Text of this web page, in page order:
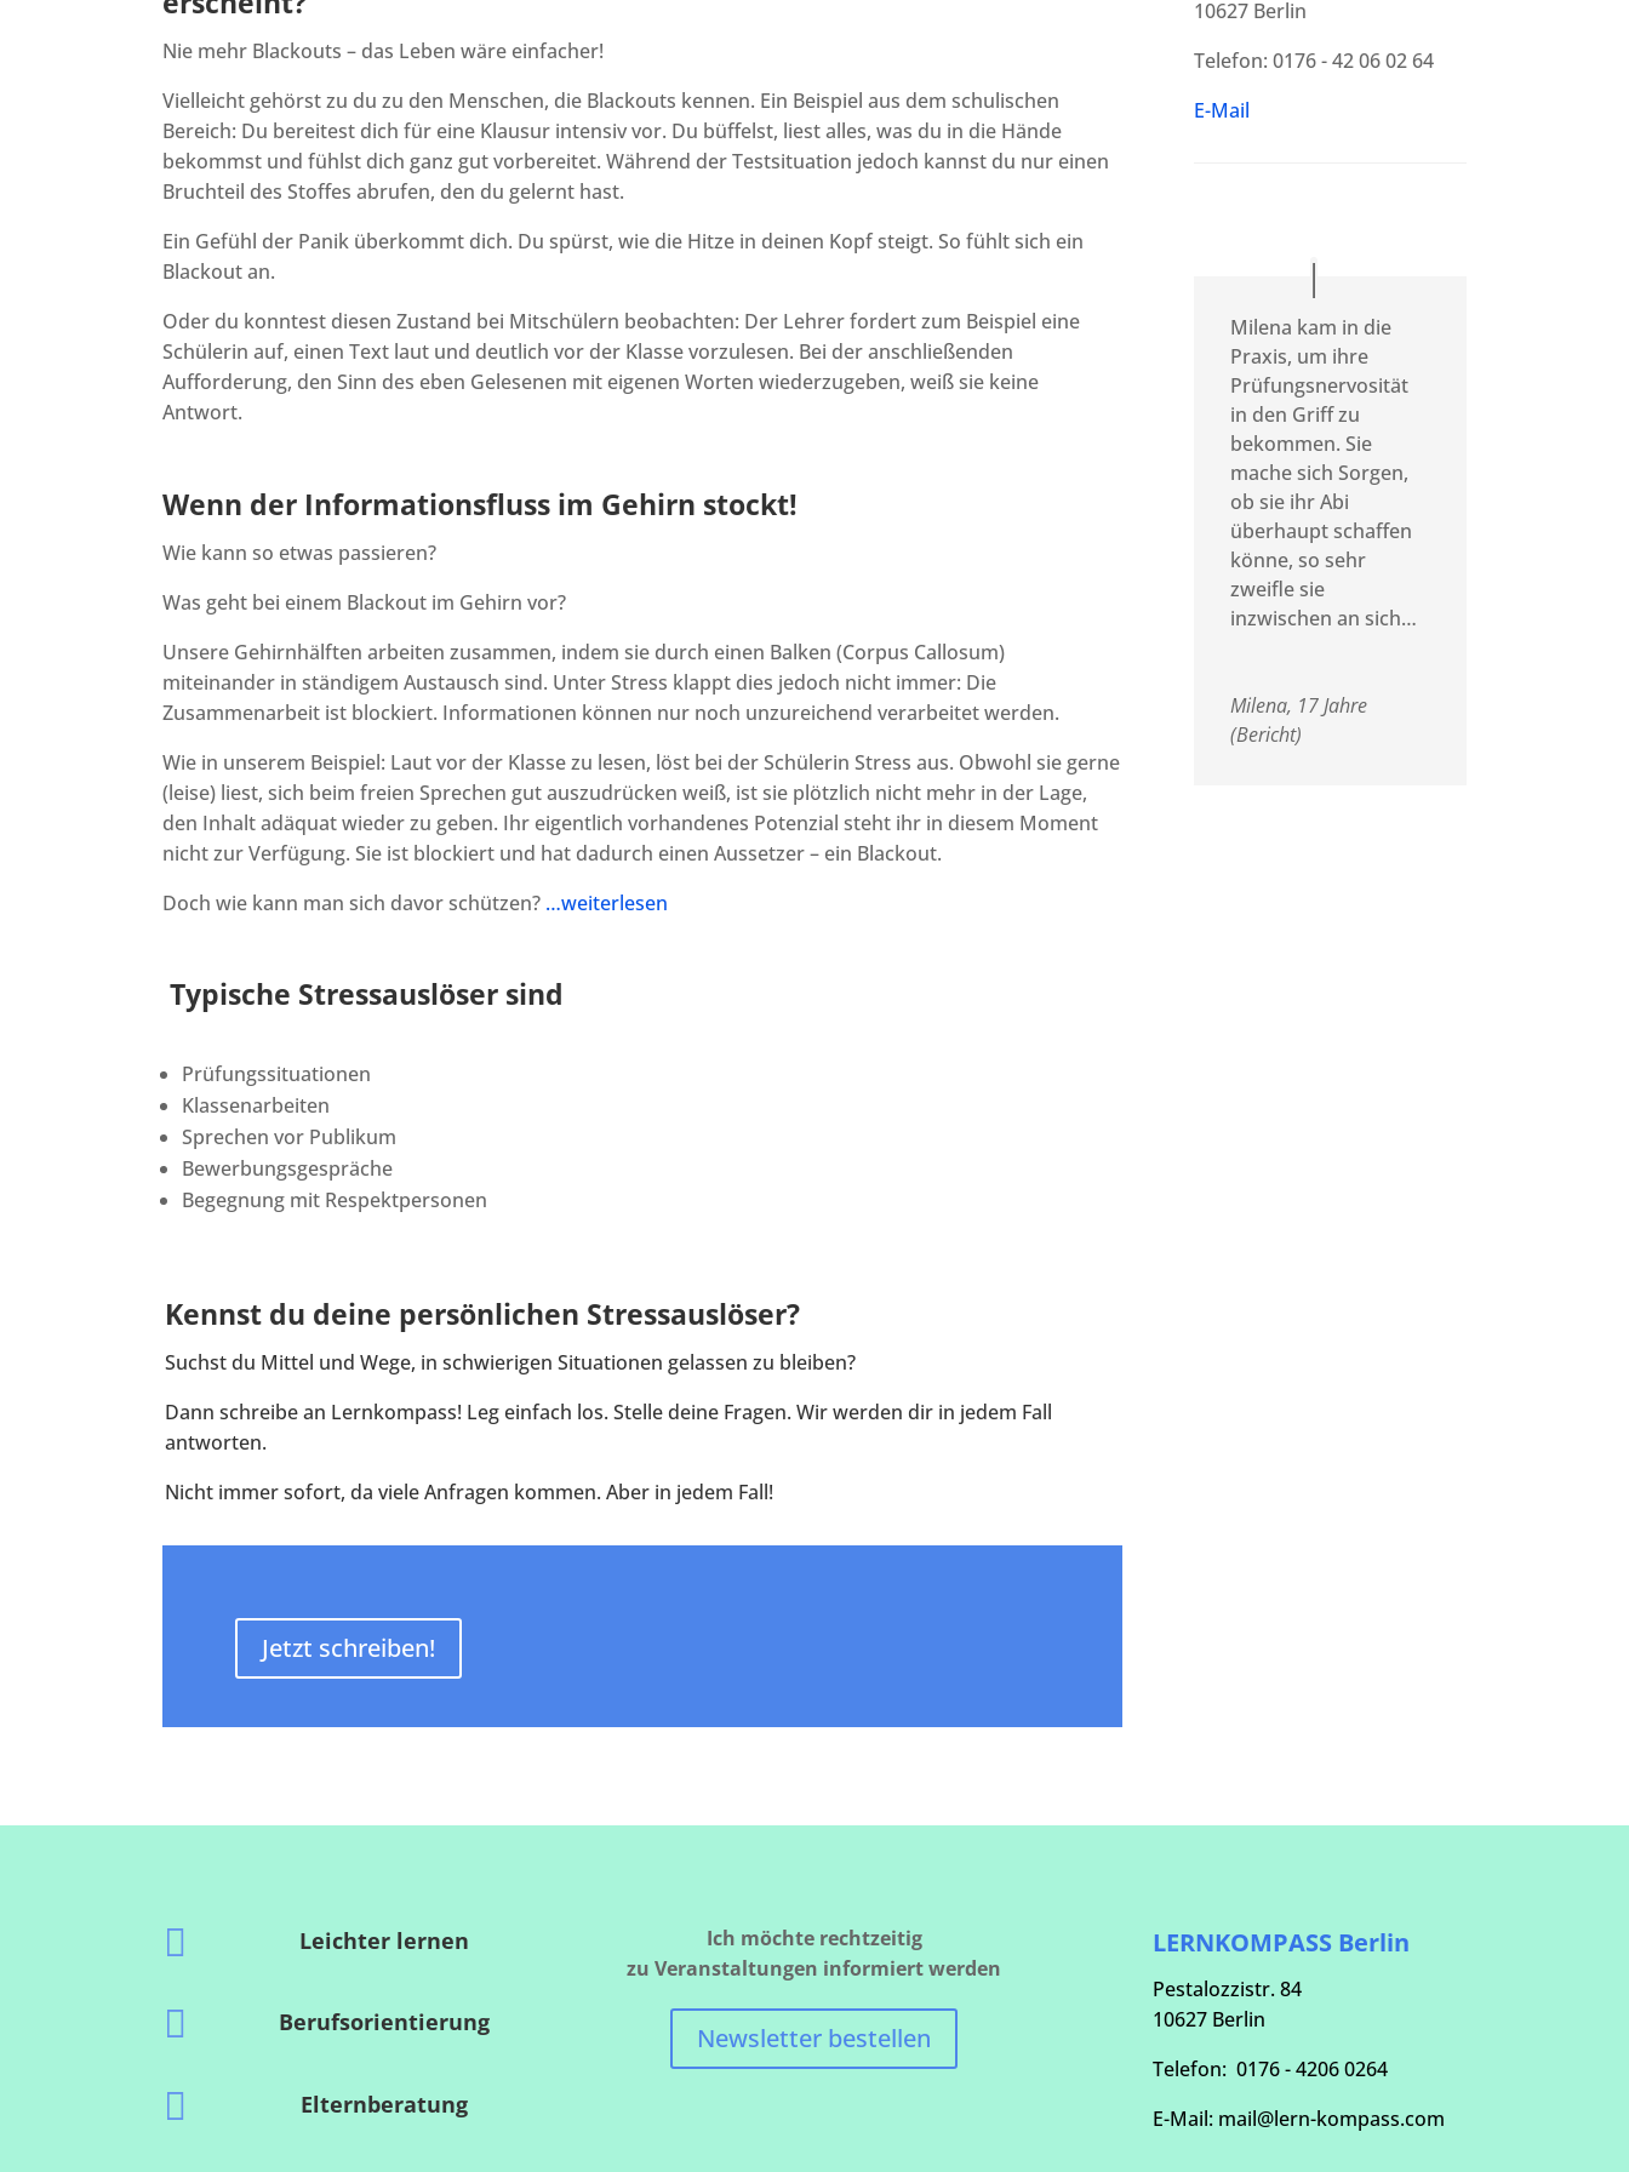
Nie mehr Blackouts – das Leben wäre einfacher!
Vielleicht gehörst zu du zu den Menschen, die Blackouts kennen. Ein Beispiel aus dem schulischen
Bereich: Du bereitest dich für eine Klausur intensiv vor. Du büffelst, liest alles, was du in die Hände
bekommst und fühlst dich ganz gut vorbereitet. Während der Testsituation jedoch kannst du nur einen
Bruchteil des Stoffes abrufen, den du gelernt hast.
Ein Gefühl der Panik überkommt dich. Du spürst, wie die Hitze in deinen Kopf steigt. So fühlt sich ein
Blackout an.
Oder du konntest diesen Zustand bei Mitschülern beobachten: Der Lehrer fordert zum Beispiel eine
Schülerin auf, einen Text laut und deutlich vor der Klasse vorzulesen. Bei der anschließenden
Aufforderung, den Sinn des eben Gelesenen mit eigenen Worten wiederzugeben, weiß sie keine
Antwort.
Wenn der Informationsfluss im Gehirn stockt!
Wie kann so etwas passieren?
Was geht bei einem Blackout im Gehirn vor?
Unsere Gehirnhälften arbeiten zusammen, indem sie durch einen Balken (Corpus Callosum)
miteinander in ständigem Austausch sind. Unter Stress klappt dies jedoch nicht immer: Die
Zusammenarbeit ist blockiert. Informationen können nur noch unzureichend verarbeitet werden.
Wie in unserem Beispiel: Laut vor der Klasse zu lesen, löst bei der Schülerin Stress aus. Obwohl sie gerne
(leise) liest, sich beim freien Sprechen gut auszudrücken weiß, ist sie plötzlich nicht mehr in der Lage,
den Inhalt adäquat wieder zu geben. Ihr eigentlich vorhandenes Potenzial steht ihr in diesem Moment
nicht zur Verfügung. Sie ist blockiert und hat dadurch einen Aussetzer – ein Blackout.
Doch wie kann man sich davor schützen? …weiterlesen
Typische Stressauslöser sind
Prüfungssituationen
Klassenarbeiten
Sprechen vor Publikum
Bewerbungsgespräche
Begegnung mit Respektpersonen
Kennst du deine persönlichen Stressauslöser?
Suchst du Mittel und Wege, in schwierigen Situationen gelassen zu bleiben?
Dann schreibe an Lernkompass! Leg einfach los. Stelle deine Fragen. Wir werden dir in jedem Fall
antworten.
Nicht immer sofort, da viele Anfragen kommen. Aber in jedem Fall!
Jetzt schreiben!
10627 Berlin
Telefon: 0176 - 42 06 02 64
E-Mail
Milena kam in die
Praxis, um ihre
Prüfungsnervosität
in den Griff zu
bekommen. Sie
mache sich Sorgen,
ob sie ihr Abi
überhaupt schaffen
könne, so sehr
zweifle sie
inzwischen an sich…
Milena, 17 Jahre
(Bericht)
 Leichter lernen
 Berufsorientierung
 Elternberatung
Ich möchte rechtzeitig
zu Veranstaltungen informiert werden
Newsletter bestellen
LERNKOMPASS Berlin
Pestalozzistr. 84
10627 Berlin
Telefon: 0176 - 4206 0264
E-Mail: mail@lern-kompass.com